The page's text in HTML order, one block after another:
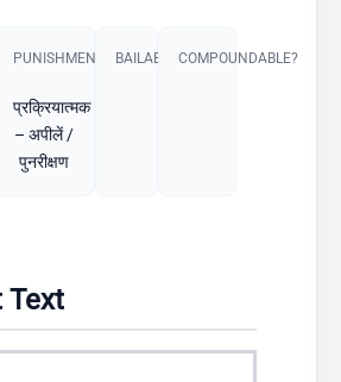
PUNISHMENT​
प्रक्रियात्मक
– अपीलें /
पुनरीक्षण
BAILABLE?COMPOUNDABLE?
Text